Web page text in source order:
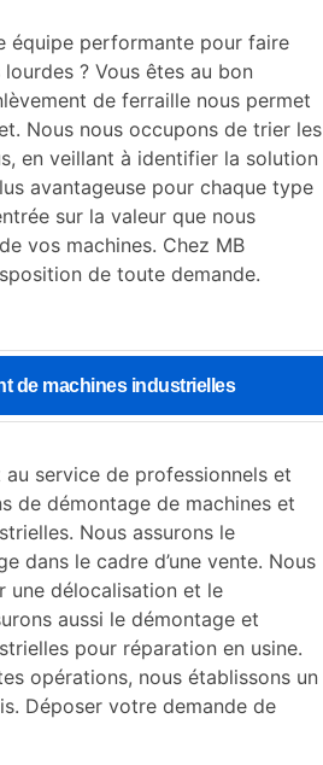
équipe performante pour faire
? Vous êtes au bon
de ferraille nous permet
Nous nous occupons de trier les
en veillant à identifier la solution
avantageuse pour chaque type
sur la valeur que nous
vos machines. Chez MB
de toute demande.
de machines industrielles
au service de professionnels et
de démontage de machines et
Nous assurons le
dans le cadre d’une vente. Nous
une délocalisation et le
aussi le démontage et
pour réparation en usine.
opérations, nous établissons un
Déposer votre demande de